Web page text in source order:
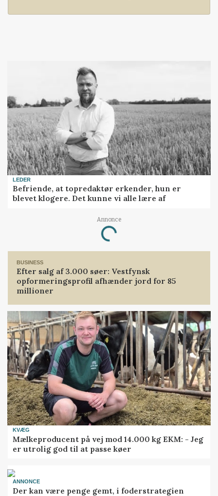
LEDER
Befriende, at topredaktør erkender, hun er
blevet klogere. Det kunne vi alle lære af
Annonce
Loading...
BUSINESS
Efter salg af 3.000 søer: Vestfynsk
opformeringsprofil afhænder jord for 85
millioner
KVÆG
Mælkeproducent på vej mod 14.000 kg EKM: - Jeg
er utrolig god til at passe køer
ANNONCE
Der kan være penge gemt, i foderstrategien